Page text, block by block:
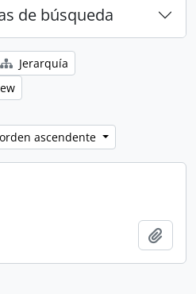
de búsqueda
Jerarquía
ascendente